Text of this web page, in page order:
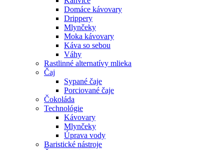
Domáce kávovary
Drippery
Mlynčeky
Moka kávovary
Káva so sebou
Váhy
Rastlinné alternatívy mlieka
Čaj
Sypané čaje
Porciované čaje
Čokoláda
Technológie
Kávovary
Mlynčeky
Úprava vody
Baristické nástroje